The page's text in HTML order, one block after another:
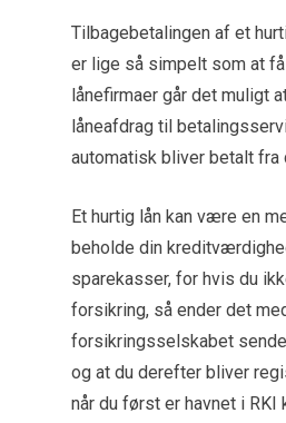
Tilbagebetalingen af et
er lige så simpelt som at
lånefirmaer går det muligt
låneafdrag til
automatisk bliver betalt fra
Et hurtig lån kan være en
beholde din
sparekasser, for hvis du
forsikring, så ender det
forsikringsselskabet
og at du derefter bliver
når du først er havnet i RKI